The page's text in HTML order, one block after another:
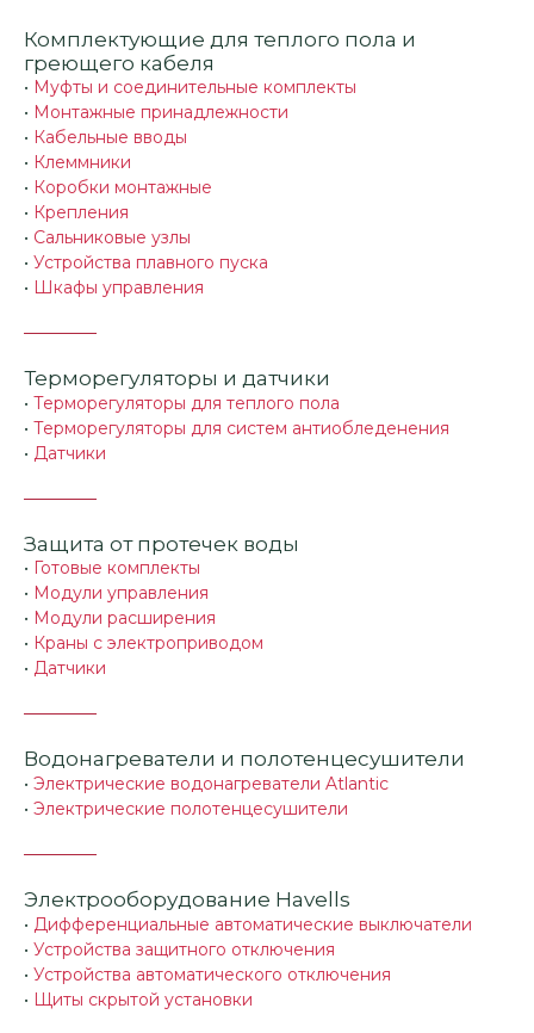
Комплектующие для теплого пола и
греющего кабеля
• Муфты и соединительные комплекты
• Монтажные принадлежности
• Кабельные вводы
• Клеммники
• Коробки монтажные
• Крепления
• Сальниковые узлы
• Устройства плавного пуска
• Шкафы управления
Терморегуляторы и датчики
• Терморегуляторы для теплого пола
• Терморегуляторы для систем антиобледенения
• Датчики
Защита от протечек воды
• Готовые комплекты
• Модули управления
• Модули расширения
• Краны с электроприводом
• Датчики
Водонагреватели и полотенцесушители
• Электрические водонагреватели Atlantic
• Электрические полотенцесушители
Электрооборудование Havells
• Дифференциальные автоматические выключатели
• Устройства защитного отключения
• Устройства автоматического отключения
• Щиты скрытой установки